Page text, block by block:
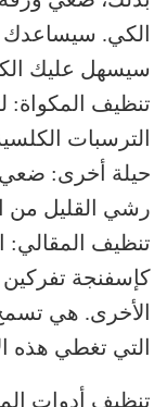
الكي. سيساعدك
سيسهل عليك
تنظيف المكواة:
الترسبات
حيلة أخرى: ضعي
رشي القليل من
تنظيف المقالي:
كإسفنجة تفركين
الأخرى. هي
التي تغطي هذه
تنظيف أدوات